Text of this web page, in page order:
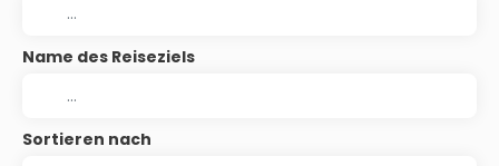
Name des Reiseziels
Sortieren nach